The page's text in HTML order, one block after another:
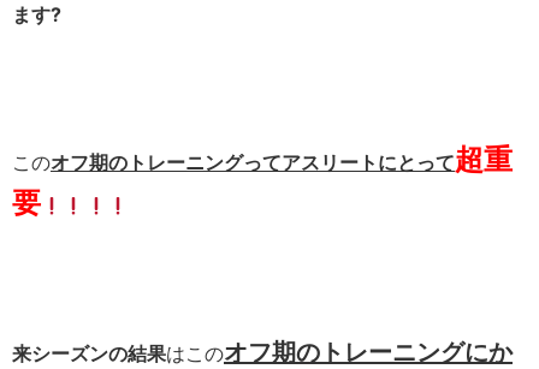
ます?
このオフ期のトレーニングってアスリートにとって超重
要
来シーズンの結果はこのオフ期のトレーニングにか